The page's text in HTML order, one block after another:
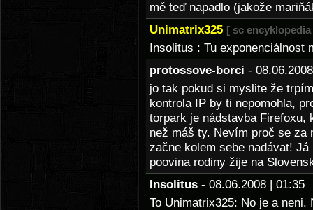
mě teď napadlo (jakože
Unimatrix325 [ sc encyklopedia
Insolitus : Tu exponenciálnost
protossove-borci -
jo tak pokud si myslite že
kontrola IP by ti nepomohla,
torpark je nádstavba Firefoxu,
než máš ty. Nevím proč se za
začne kolem sebe nadávat!
poovina rodiny žije na
Insolitus - 08.06.2008 |
To Unimatrix325: No je a